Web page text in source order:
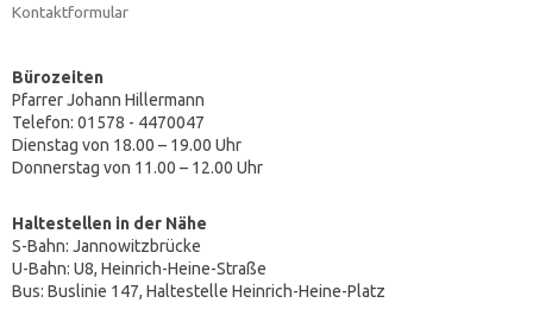
Kontaktformular
Bürozeiten
Pfarrer Johann Hillermann
Telefon: 01578 - 4470047
Dienstag von 18.00 – 19.00 Uhr
Donnerstag von 11.00 – 12.00 Uhr
Haltestellen in der Nähe
S-Bahn: Jannowitzbrücke
U-Bahn: U8, Heinrich-Heine-Straße
Bus: Buslinie 147, Haltestelle Heinrich-Heine-Platz